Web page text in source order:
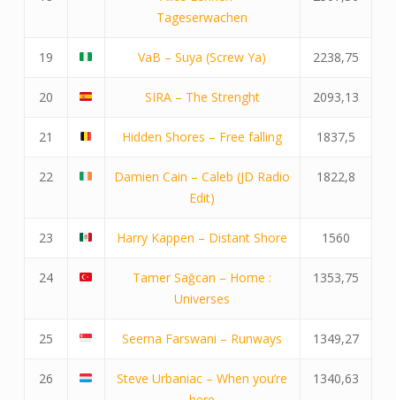
Tageserwachen
19 VaB – Suya (Screw Ya) 2238,75
20 SIRA – The Strenght 2093,13
21 Hidden Shores – Free falling 1837,5
22
Damien Cain – Caleb (JD Radio
Edit)
1822,8
23 Harry Kappen – Distant Shore 1560
24
Tamer Sağcan – Home :
Universes
1353,75
25 Seema Farswani – Runways 1349,27
26
Steve Urbaniac – When you’re
1340,63